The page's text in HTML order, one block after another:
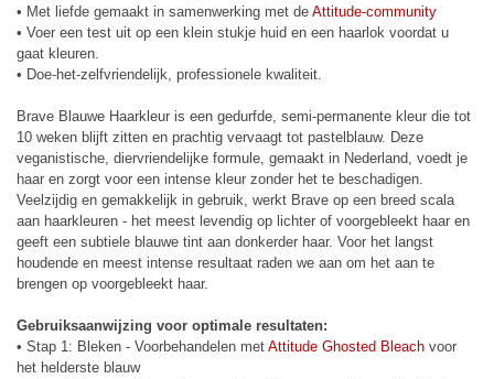
• Met liefde gemaakt in samenwerking met de Attitude-community
• Voer een test uit op een klein stukje huid en een haarlok voordat u
gaat kleuren.
• Doe-het-zelfvriendelijk, professionele kwaliteit.
Brave Blauwe Haarkleur is een gedurfde, semi-permanente kleur die tot
10 weken blijft zitten en prachtig vervaagt tot pastelblauw. Deze
veganistische, diervriendelijke formule, gemaakt in Nederland, voedt je
haar en zorgt voor een intense kleur zonder het te beschadigen.
Veelzijdig en gemakkelijk in gebruik, werkt Brave op een breed scala
aan haarkleuren - het meest levendig op lichter of voorgebleekt haar en
geeft een subtiele blauwe tint aan donkerder haar. Voor het langst
houdende en meest intense resultaat raden we aan om het aan te
brengen op voorgebleekt haar.
Gebruiksaanwijzing voor optimale resultaten:
• Stap 1: Bleken - Voorbehandelen met Attitude Ghosted Bleach voor
het helderste blauw